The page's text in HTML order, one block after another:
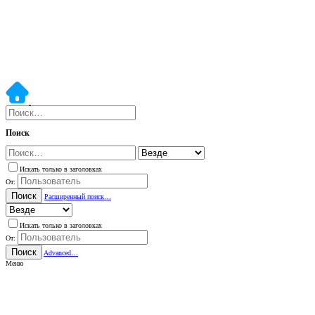
Поиск
Искать только в заголовках
От:
Поиск Расширенный поиск…
Искать только в заголовках
От:
Поиск
Advanced…
Меню